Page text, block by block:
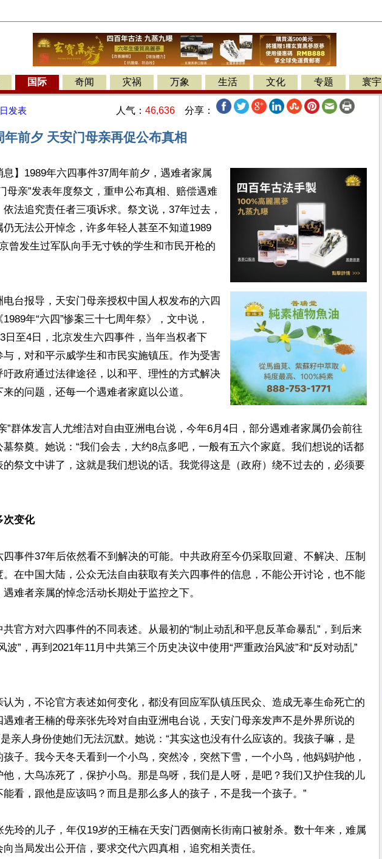
国际 奇闻 灾祸 万象 生活 文化 专题 寰宇
发表 人气： 46,636 分享：
年前夕 天安门母亲再促公布真相
息】1989年六四事件37周年前夕，遇难者家属
母亲”发表年度祭文，重申公布真相、赔偿遇难
法追究责任者三项诉求。祭文说，37年过去，
仍无法公开悼念，许多年轻人甚至不知道1989
曾发生过军队向手无寸铁的学生和市民开枪的
电台报导，天安门母亲授权中国人权发布的六四
年“六四”惨案三十七周年祭》，文中说，
日至4日，北京发生六四事件，当年当权者下
与，对和平示威学生和市民实施镇压。作为受害
吁政府通过法律途径，以和平、理性的方式解决
的问题，还每一个遇难者家庭以公道。
”群体发言人尤维洁对自由亚洲电台说，今年6月4日，部分遇难者家属仍会前往
墓祭奠。她说：“我们会去，大约8点多吧，一般有五六个家庭。我们想说的话都
的祭文中讲了，这就是我们想说的话。我觉得这是（政府）绕不过去的，必须要
次变化
四事件37年后依然看不到解决的可能。中共政府至今仍采取回避、不解决、压制
。在中国大陆，公众无法自由获取有关六四事件的信息，不能公开讨论，也不能
难者亲属的悼念活动长期处于监控之下。
共官方对六四事件的不同表述。从最初的“制止动乱和平息反革命暴乱”，到后来
波”，再到2021年11月中共第三个历史决议中使用“严重政治风波”和“反对动乱”
认为，不论官方表述如何变化，都没有回应军队镇压民众、造成无辜生命死亡的
遇难者王楠的母亲张先玲对自由亚洲电台说，天安门母亲发声不是外界所说的
是亲人身份使她们无法沉默。她说：“其实这也没有什么应该的。我孩子嘛，是
孩子。我今天冬天看到一个小鸟，突然冷，突然下雪，一个小鸟，他妈妈护他，
他，大鸟冻死了，保护小鸟。那是鸟呀，我们是人呀，是吧？我们又护住我的儿
能看，跟他是应该吗？而且是那么多人的孩子，不是我一个孩子。”
先玲的儿子，年仅19岁的王楠在天安门西侧南长街南口被射杀。数十年来，难属
当局发出公开信，要求交代六四真相，追究相关责任。